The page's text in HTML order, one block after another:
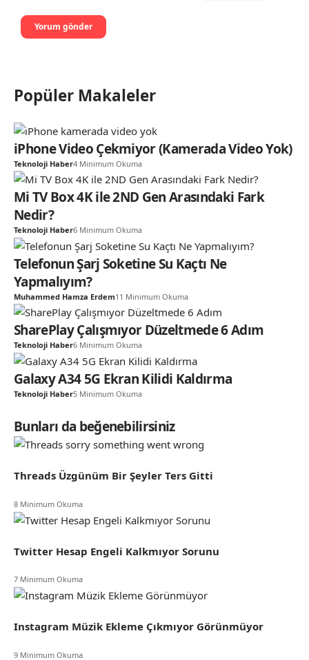
Popüler Makaleler
iPhone Video Çekmiyor (Kamerada Video Yok)
Teknoloji Haber4 Minimum Okuma
Mi TV Box 4K ile 2ND Gen Arasındaki Fark
Nedir?
Teknoloji Haber6 Minimum Okuma
Telefonun Şarj Soketine Su Kaçtı Ne
Yapmalıyım?
Muhammed Hamza Erdem11 Minimum Okuma
SharePlay Çalışmıyor Düzeltmede 6 Adım
Teknoloji Haber6 Minimum Okuma
Galaxy A34 5G Ekran Kilidi Kaldırma
Teknoloji Haber5 Minimum Okuma
Bunları da beğenebilirsiniz
Threads Üzgünüm Bir Şeyler Ters Gitti
8 Minimum Okuma
Twitter Hesap Engeli Kalkmıyor Sorunu
7 Minimum Okuma
Instagram Müzik Ekleme Çıkmıyor Görünmüyor
9 Minimum Okuma